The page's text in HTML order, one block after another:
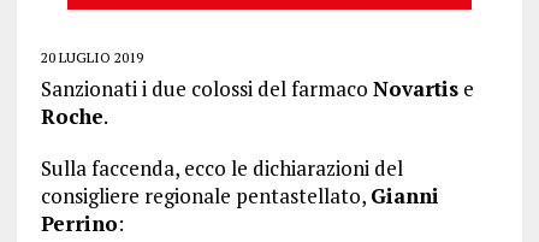
20 LUGLIO 2019
Sanzionati i due colossi del farmaco Novartise
Roche.
Sulla faccenda, ecco le dichiarazioni del
consigliere regionale pentastellato, Gianni
Perrino: